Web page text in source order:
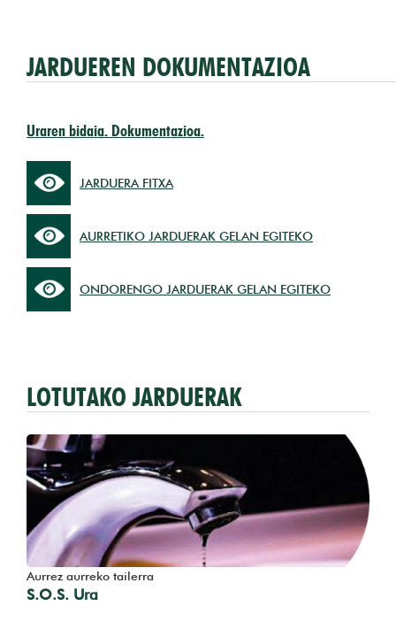
JARDUEREN DOKUMENTAZIOA
Uraren bidaia. Dokumentazioa.
JARDUERA FITXA
AURRETIKO JARDUERAK GELAN EGITEKO
ONDORENGO JARDUERAK GELAN EGITEKO
LOTUTAKO JARDUERAK
Aurrez aurreko tailerra
S.O.S. Ura